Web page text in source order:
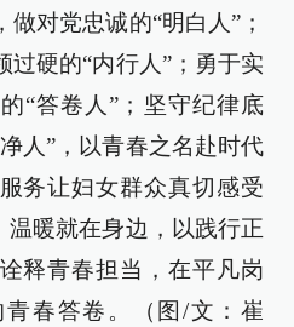
对党忠诚的“明白人”；
过硬的“内行人”；勇于实
“答卷人”；坚守纪律底
人”，以青春之名赴时代
务让妇女群众真切感受
温暖就在身边，以践行正
释青春担当，在平凡岗
春答卷。（图/文：崔